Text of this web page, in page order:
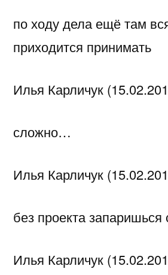
по ходу дела ещё там
приходится принимать
Илья Карличук
сложно…
Илья Карличук
без проекта запаришься
Илья Карличук